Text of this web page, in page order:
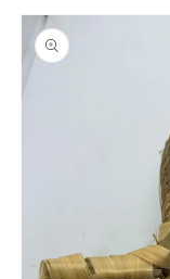
Kihagyás, és
ugrás a
termékadatokra